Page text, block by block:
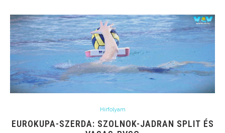
Hírfolyam
EUROKUPA-SZERDA: SZOLNOK-JADRAN SPLIT ÉS